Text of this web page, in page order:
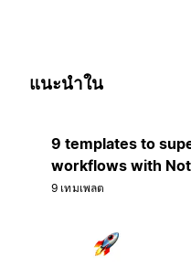
แนะนำใน
9 templates to
workflows with
9 เทมเพลต